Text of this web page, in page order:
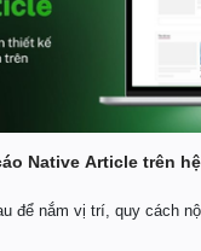
Giá vàng
Native Article trên
để nắm vị trí, quy cách